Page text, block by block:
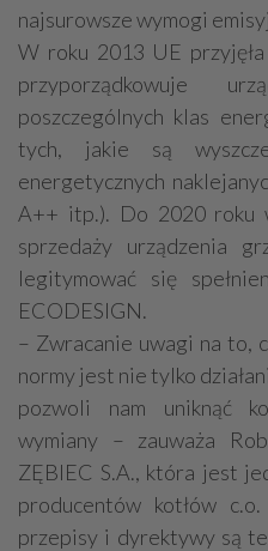
najsurowsze wymogi
W roku 2013 UE
przyporządkowuje
poszczególnych klas
tych, jakie są
energetycznych
A++ itp.). Do 2020 roku
sprzedaży urządzenia
legitymować się
ECODESIGN.
– Zwracanie uwagi na to,
normy jest nie tylko
pozwoli nam uniknąć
wymiany – zauważa
ZĘBIEC S.A., która jest
producentów kotłów
przepisy i dyrektywy są